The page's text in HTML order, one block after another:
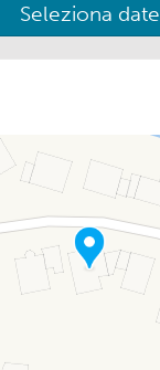
Seleziona date